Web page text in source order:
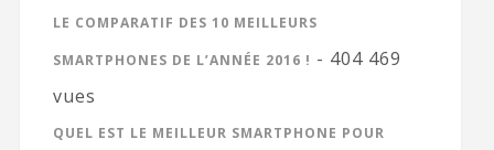
LE COMPARATIF DES 10 MEILLEURS
SMARTPHONES DE L’ANNÉE 2016 ! - 404 469
vues
QUEL EST LE MEILLEUR SMARTPHONE POUR